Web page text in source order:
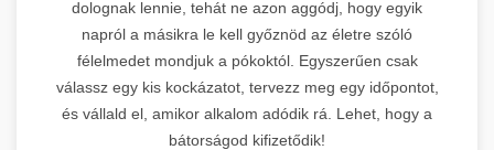
dolognak lennie, tehát ne azon aggódj, hogy egyik
napról a másikra le kell győznöd az életre szóló
félelmedet mondjuk a pókoktól. Egyszerűen csak
válassz egy kis kockázatot, tervezz meg egy időpontot,
és vállald el, amikor alkalom adódik rá. Lehet, hogy a
bátorságod kifizetődik!